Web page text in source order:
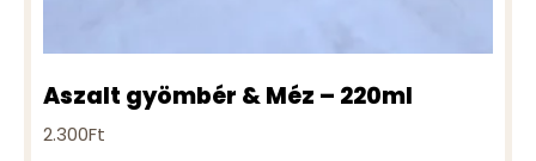
Aszalt gyömbér & Méz – 220ml
2.300Ft